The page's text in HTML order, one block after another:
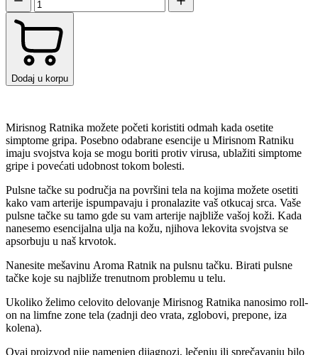
Dodaj u korpu
Mirisnog Ratnika možete početi koristiti odmah kada osetite
simptome gripa. Posebno odabrane esencije u Mirisnom Ratniku
imaju svojstva koja se mogu boriti protiv virusa, ublažiti simptome
gripe i povećati udobnost tokom bolesti.
Pulsne tačke su područja na površini tela na kojima možete osetiti
kako vam arterije ispumpavaju i pronalazite vaš otkucaj srca. Vaše
pulsne tačke su tamo gde su vam arterije najbliže vašoj koži. Kada
nanesemo esencijalna ulja na kožu, njihova lekovita svojstva se
apsorbuju u naš krvotok.
Nanesite mešavinu Aroma Ratnik na pulsnu tačku. Birati pulsne
tačke koje su najbliže trenutnom problemu u telu.
Ukoliko želimo celovito delovanje Mirisnog Ratnika nanosimo roll-
on na limfne zone tela (zadnji deo vrata, zglobovi, prepone, iza
kolena).
Ovaj proizvod nije namenjen dijagnozi, lečenju ili sprečavanju bilo